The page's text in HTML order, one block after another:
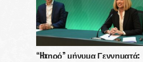
“Hxηρό” μήνυμα Γεννηματά: